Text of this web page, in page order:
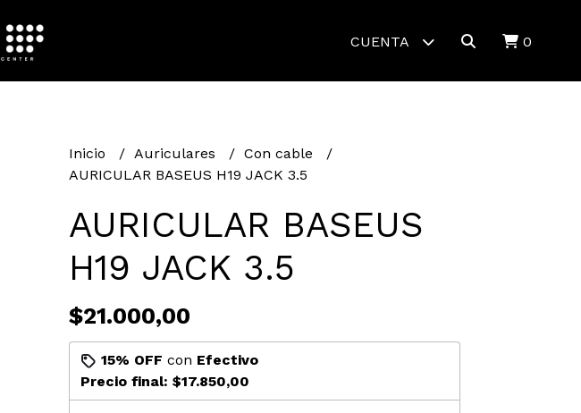
CUENTA 0
Inicio Auriculares
Con cable
AURICULAR BASEUS H19 JACK 3.5
AURICULAR BASEUS
H19 JACK 3.5
$21.000,00
15% OFF con Efectivo
Precio final: $17.850,00